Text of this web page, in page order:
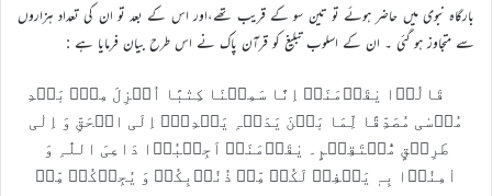
بارگاہ نبوی میں حاضر ہوئے تو تین سو کے قریب تھے،اور اس کے بعد تو ان کی تعداد ہزاروں
سے متجاوز ہو گئی ۔ ان کے اسلوب تبلیغ کو قرآن پاک نے اس طرح بیان فرمایا ہے :
قَالُوۡا یٰقَوۡمَنَاۤ اِنَّا سَمِعۡنَا کِتٰبًا اُنۡزِلَ مِنۡۢ بَعۡدِ
مُوۡسٰی مُصَدِّقًا لِّمَا بَیۡنَ یَدَیۡہِ یَہۡدِیۡۤ اِلَی الۡحَقِّ وَ اِلٰی
طَرِیۡقٍ مُّسۡتَقِیۡمٍ۔ یٰقَوۡمَنَاۤ اَجِیۡبُوۡا دَاعِیَ اللّٰہِ وَ
اٰمِنُوۡا بِہٖ یَغۡفِرۡ لَکُمۡ مِّنۡ ذُنُوۡبِکُمۡ وَ یُجِرۡکُمۡ مِّنۡ